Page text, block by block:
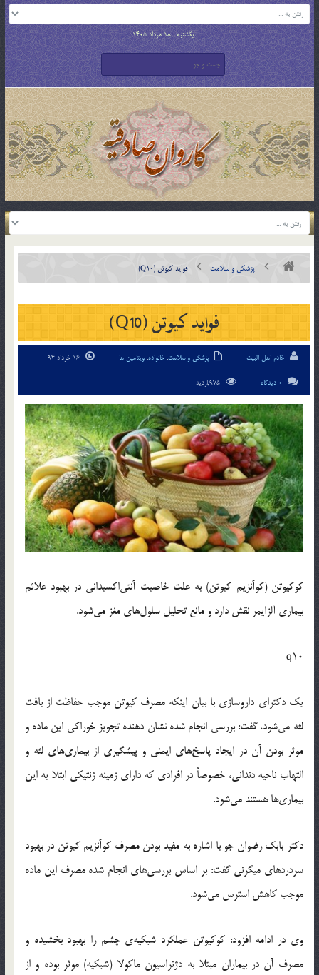
یکشنبه , 18 مرداد 1405
پزشکی و سلامت فواید کیوتن (Q10)
فواید کیوتن (Q10)
خادم اهل البیت پزشکی و سلامت, خانواده, ویتامین ها
0 دیدگاه
کوکیوتن (کوآنزیم کیوتن) به علت خاصیت آنتی‌اکسیدانی در بهبود علائم
بیماری آلزایمر نقش دارد و مانع تحلیل سلول‌های مغز می‌شود.
q10
یک دکترای داروسازی با بیان اینکه مصرف کیوتن موجب حفاظت از بافت
لثه می‌شود، گفت: بررسی انجام شده نشان دهنده تجویز خوراکی این ماده و
موثر بودن آن در ایجاد پاسخ‌های ایمنی و پیشگیری از بیماری‌های لثه و
التهاب ناحیه دندانی، خصوصاً در افرادی که دارای زمینه ژنتیکی ابتلا به این
بیماری‌ها هستند می‌شود.
دکتر بابک رضوان جو با اشاره به مفید بودن مصرف کوآنزیم کیوتن در بهبود
سردردهای میگرنی گفت: بر اساس بررسی‌های انجام شده مصرف این ماده
موجب کاهش استرس می‌شود.
وی در ادامه افزود: کوکیوتن عملکرد شبکیه‌ی چشم را بهبود بخشیده و
مصرف آن در بیماران مبتلا به دژنراسیون ماکولا (شبکیه) موثر بوده و از